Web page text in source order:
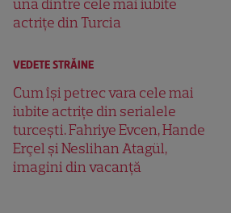
una dintre cele mai iubite
actrițe din Turcia
VEDETE STRĂINE
Cum își petrec vara cele mai
iubite actrițe din serialele
turcești. Fahriye Evcen, Hande
Erçel și Neslihan Atagül,
imagini din vacanță